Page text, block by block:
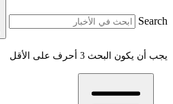
Search
يجب أن يكون البحث 3 أحرف على الأقل